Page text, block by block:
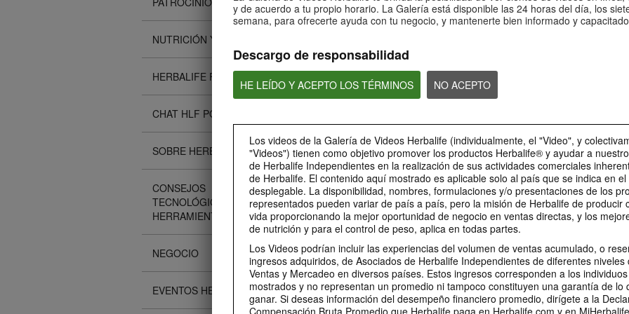
y de acuerdo a tu propio horario. La Galería está disponible las 24 horas del día, los
semana, para ofrecerte ayuda con tu negocio, y mantenerte bien informado y
Descargo de responsabilidad
HE LEÍDO Y ACEPTO LOS TÉRMINOS NO ACEPTO
Los videos de la Galería de Videos Herbalife (individualmente, el "Video", y
"Videos") tienen como objetivo promover los productos Herbalife® y ayudar a
de Herbalife Independientes en la realización de sus actividades comerciales
de Herbalife. El contenido aquí mostrado es aplicable solo al país que se indica en el
desplegable. La disponibilidad, nombres, formulaciones y/o presentaciones de los
representados pueden variar de país a país, pero la misión de Herbalife de producir
vida proporcionando la mejor oportunidad de negocio en ventas directas, y los
de nutrición y para el control de peso, aplica en todas partes.
Los Videos podrían incluir las experiencias del volumen de ventas acumulado, o
ingresos adquiridos, de Asociados de Herbalife Independientes de diferentes niveles
Ventas y Mercadeo en diversos países. Estos ingresos corresponden a los
mostrados y no representan un promedio ni tampoco constituyen una garantía de lo
ganar. Si deseas información del desempeño financiero promedio, dirígete a la
Compensación Bruta Promedio que Herbalife paga en Herbalife.com y en
NUTRICIÓN Y CIENCIA
HERBALIFE FITNESS
CHAT HLF PODCAST
SOBRE HERBALIFE
CONSEJOS
TECNOLÓGICOS Y
HERRAMIENTAS
NEGOCIO
EVENTOS HERBALIFE
Bioniq GO: 5
¿Es Bioniq GO adecuado para
personas que siguen un régimen
sobre Bioniq GO: 4
¿Es Bioniq GO compatible con
otros productos de Herbalife?
sobre Bioniq
¿Qué hace diferente
GO de un
0:30
Preguntas frecuentes sobre
¿Para quién es Bioniq GO?
personal
Descubre más sobre este
suplemento personalizado
Energy 3
1:36
Preguntas frecuentes sobre
Life I/O Activate Energy 1
Preguntas frecuentes
sobre Life I/O Helio 3
¿Qué son las cetonas D-BHB y
cuál es su función?
Preguntas
sobre Life I/O
¿En qué se
Helio de otros
Herbalife de
MARCA Y PATROCINIOS
0:22
LA Galaxy & sus productos
Los jugadores del LA Galaxy
hablan sobre sus productos
favoritos de Herbalife.
La relación entre Herbalife
y el LA Galaxy
Herbalife es mucho más que un
nombre en la camiseta del LA
Galaxy.
Herbalife es #1.
Desbloquea la mejor
mismo. Vive tu mejor